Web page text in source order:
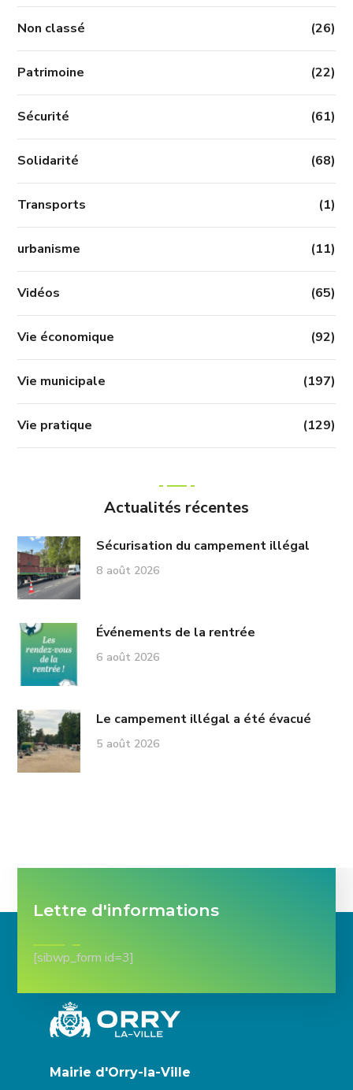
Non classé (26)
Patrimoine (22)
Sécurité (61)
Solidarité (68)
Transports (1)
urbanisme (11)
Vidéos (65)
Vie économique (92)
Vie municipale (197)
Vie pratique (129)
Actualités récentes
Sécurisation du campement illégal
8 août 2026
Événements de la rentrée
6 août 2026
Le campement illégal a été évacué
5 août 2026
Lettre d'informations
[sibwp_form id=3]
Mairie d'Orry-la-Ville